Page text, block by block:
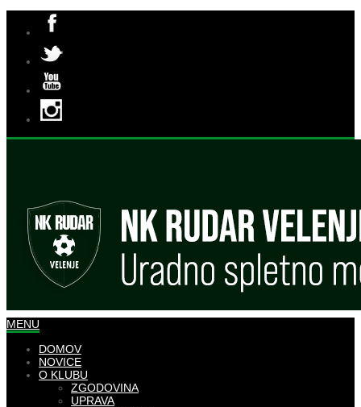
MENU
DOMOV
NOVICE
O KLUBU
ZGODOVINA
UPRAVA